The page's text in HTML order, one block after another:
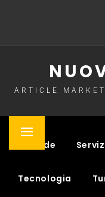
ARTICLE
Primary
Aziende
Tecnologia